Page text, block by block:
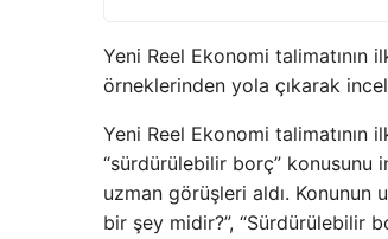
Yeni Reel Ekonomi talimatının
örneklerinden yola çıkarak
Yeni Reel Ekonomi talimatının
“sürdürülebilir borç” konusunu
uzman görüşleri aldı. Konunun
bir şey midir?”, “Sürdürülebilir